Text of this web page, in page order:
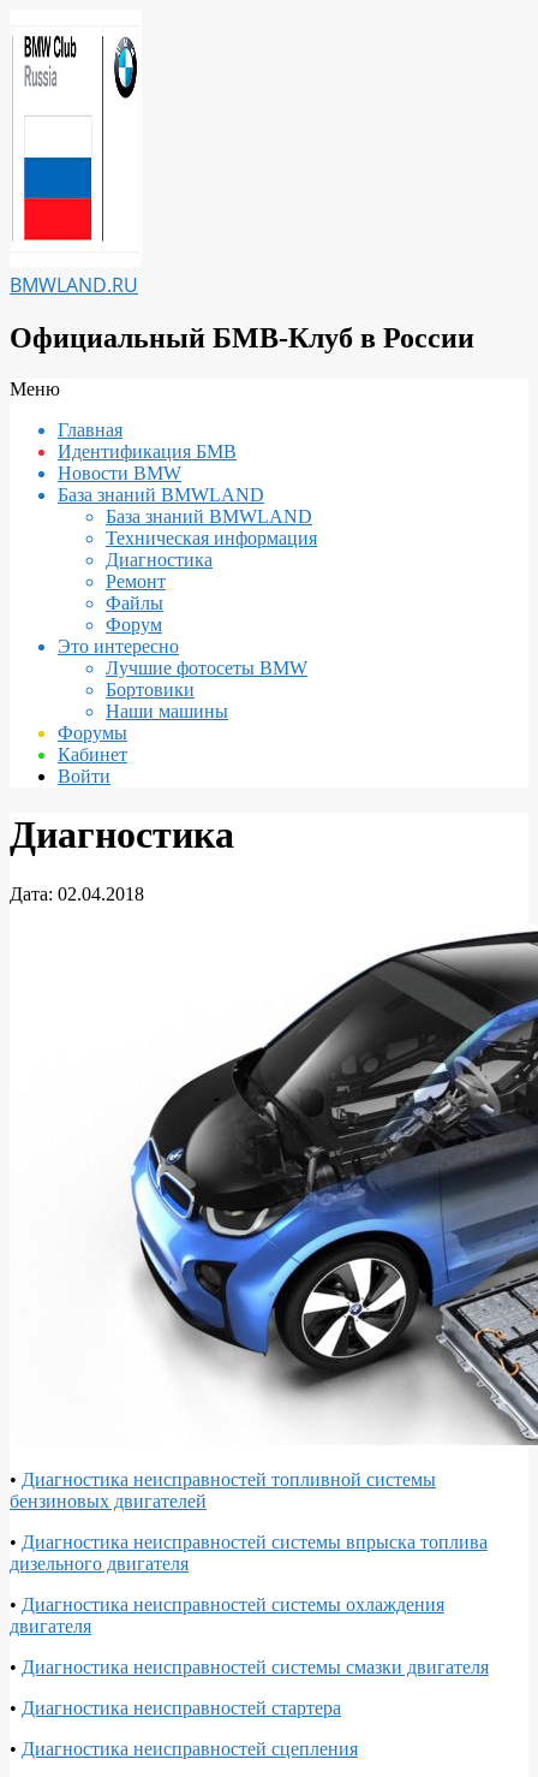
к
содержимому
BMWLAND.RU
Официальный БМВ-Клуб в России
Вторичное
навигации
Меню
Главная
Идентификация БМВ
Новости BMW
База знаний BMWLAND
База знаний BMWLAND
Техническая информация
Диагностика
Ремонт
Файлы
Форум
Это интересно
Лучшие фотосеты BMW
Бортовики
Наши машины
Форумы
Кабинет
Войти
Диагностика
Дата: 02.04.2018
• Диагностика неисправностей топливной системы
бензиновых двигателей
• Диагностика неисправностей системы впрыска топлива
дизельного двигателя
• Диагностика неисправностей системы охлаждения
двигателя
• Диагностика неисправностей системы смазки двигателя
• Диагностика неисправностей стартера
• Диагностика неисправностей сцепления